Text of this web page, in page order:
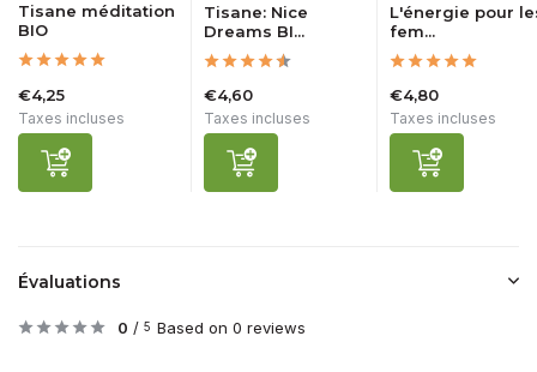
Tisane méditation
BIO
€4,25
Taxes incluses
Tisane: Nice
Dreams BI...
€4,60
Taxes incluses
L'énergie pour
fem...
€4,80
Taxes incluses
Évaluations
0 / 5 Based on 0 reviews